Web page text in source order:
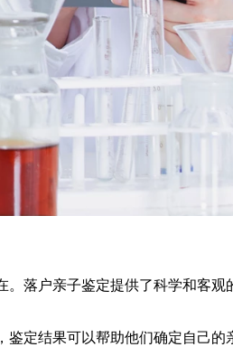
落户亲子鉴定提供了科学和客
定结果可以帮助他们确定自己